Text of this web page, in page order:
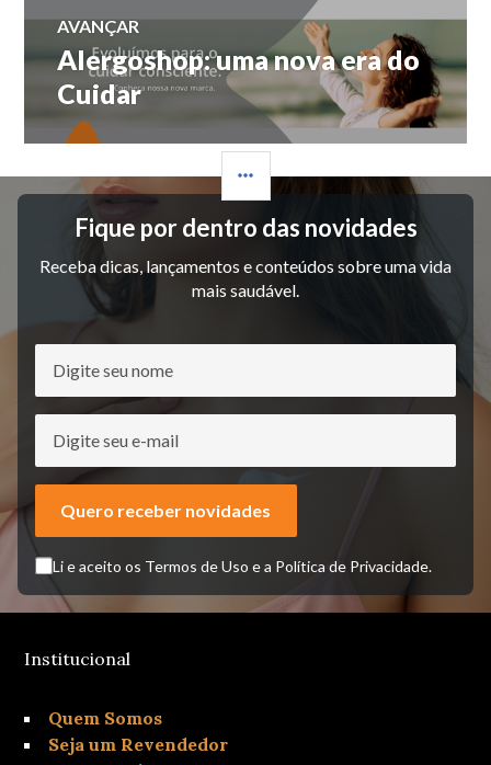
AVANÇAR
Próximo
post:
Alergoshop: uma nova era do
Cuidar
Fique por dentro das novidades
Receba dicas, lançamentos e conteúdos sobre uma vida
mais saudável.
Li e aceito os Termos de Uso e a Política de Privacidade.
Quero receber novidades
Institucional
Quem Somos
Seja um Revendedor